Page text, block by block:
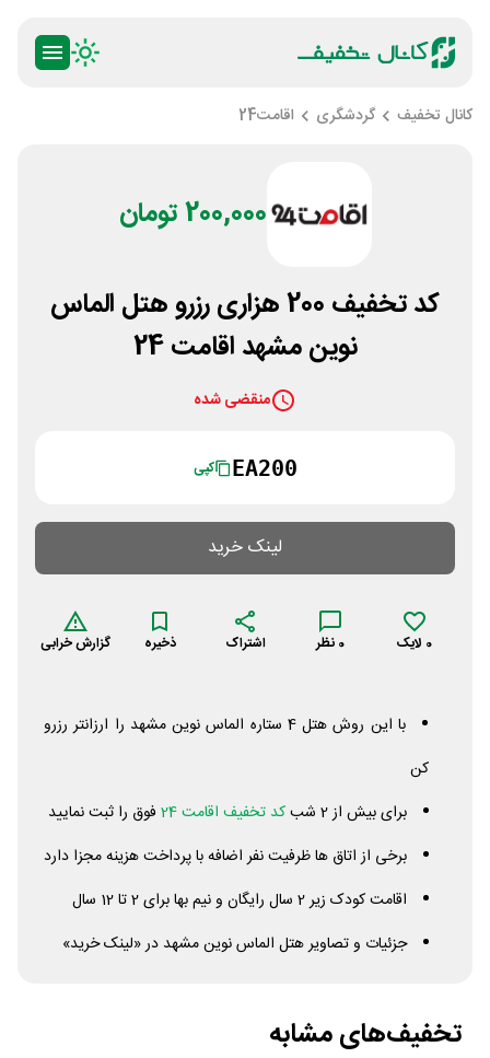
کانال تخفیف گردشگری اقامت24
200,000 تومان
کد تخفیف 200 هزاری رزرو هتل الماس
نوین مشهد اقامت 24
منقضی شده
EA200 کپی
لینک خرید
0 لایک 0 نظر اشتراک ذخیره گزارش خرابی
با این روش هتل 4 ستاره الماس نوین مشهد را ارزانتر رزرو
کن
برای بیش از 2 شب
کد تخفیف اقامت 24
فوق را ثبت نمایید
برخی از اتاق ها ظرفیت نفر اضافه با پرداخت هزینه مجزا دارد
اقامت کودک زیر 2 سال رایگان و نیم بها برای 2 تا 12 سال
جزئیات و تصاویر هتل الماس نوین مشهد در «لینک خرید»
تخفیف‌های مشابه